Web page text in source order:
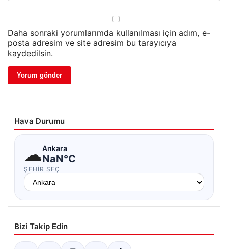
Daha sonraki yorumlarımda kullanılması için adım, e-
posta adresim ve site adresim bu tarayıcıya
kaydedilsin.
Hava Durumu
☁Ankara
NaN°C
ŞEHIR SEÇ
Bizi Takip Edin